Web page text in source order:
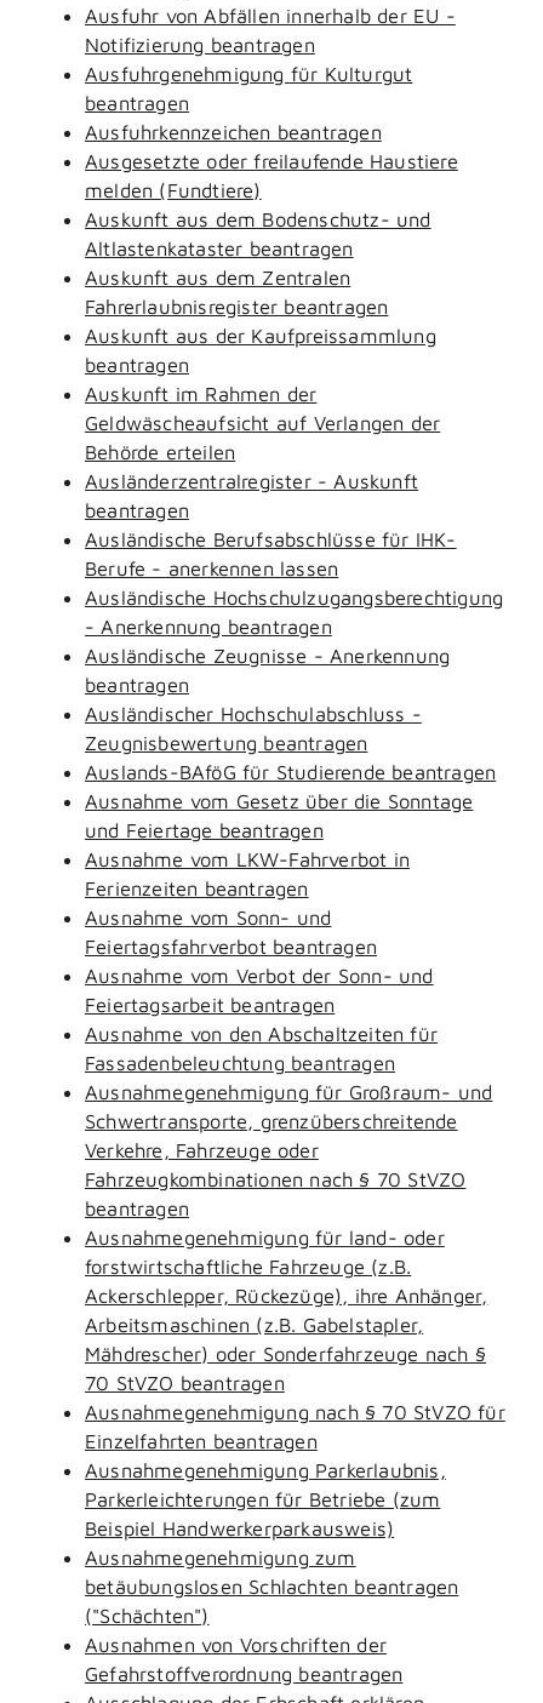
Ausfuhr von Abfällen innerhalb der EU -
Notifizierung beantragen
Ausfuhrgenehmigung für Kulturgut
beantragen
Ausfuhrkennzeichen beantragen
Ausgesetzte oder freilaufende Haustiere
melden (Fundtiere)
Auskunft aus dem Bodenschutz- und
Altlastenkataster beantragen
Auskunft aus dem Zentralen
Fahrerlaubnisregister beantragen
Auskunft aus der Kaufpreissammlung
beantragen
Auskunft im Rahmen der
Geldwäscheaufsicht auf Verlangen der
Behörde erteilen
Ausländerzentralregister - Auskunft
beantragen
Ausländische Berufsabschlüsse für IHK-
Berufe - anerkennen lassen
Ausländische Hochschulzugangsberechtigung
- Anerkennung beantragen
Ausländische Zeugnisse - Anerkennung
beantragen
Ausländischer Hochschulabschluss -
Zeugnisbewertung beantragen
Auslands-BAföG für Studierende beantragen
Ausnahme vom Gesetz über die Sonntage
und Feiertage beantragen
Ausnahme vom LKW-Fahrverbot in
Ferienzeiten beantragen
Ausnahme vom Sonn- und
Feiertagsfahrverbot beantragen
Ausnahme vom Verbot der Sonn- und
Feiertagsarbeit beantragen
Ausnahme von den Abschaltzeiten für
Fassadenbeleuchtung beantragen
Ausnahmegenehmigung für Großraum- und
Schwertransporte, grenzüberschreitende
Verkehre, Fahrzeuge oder
Fahrzeugkombinationen nach § 70 StVZO
beantragen
Ausnahmegenehmigung für land- oder
forstwirtschaftliche Fahrzeuge (z.B.
Ackerschlepper, Rückezüge), ihre Anhänger,
Arbeitsmaschinen (z.B. Gabelstapler,
Mähdrescher) oder Sonderfahrzeuge nach §
70 StVZO beantragen
Ausnahmegenehmigung nach § 70 StVZO für
Einzelfahrten beantragen
Ausnahmegenehmigung Parkerlaubnis,
Parkerleichterungen für Betriebe (zum
Beispiel Handwerkerparkausweis)
Ausnahmegenehmigung zum
betäubungslosen Schlachten beantragen
("Schächten")
Ausnahmen von Vorschriften der
Gefahrstoffverordnung beantragen